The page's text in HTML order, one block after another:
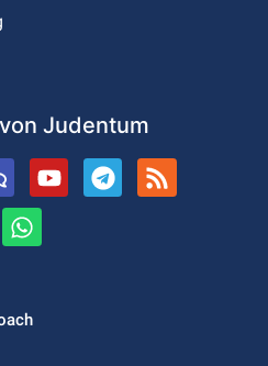
Judentum